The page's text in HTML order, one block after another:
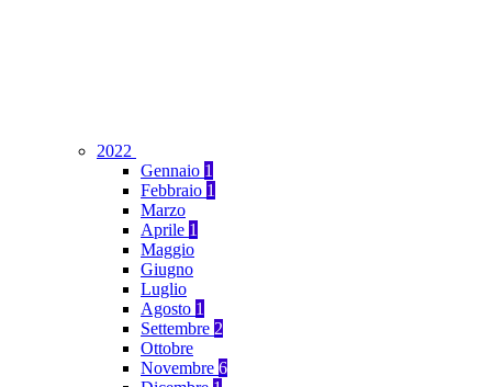
2022
Gennaio 1
Febbraio 1
Marzo
Aprile 1
Maggio
Giugno
Luglio
Agosto 1
Settembre 2
Ottobre
Novembre 6